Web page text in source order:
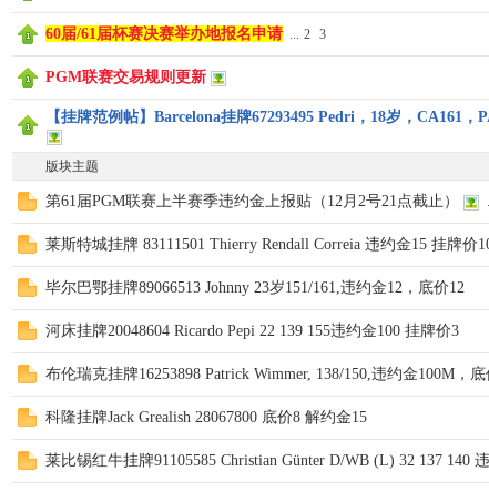
60届/61届杯赛决赛举办地报名申请 ... 2 3
PGM联赛交易规则更新
【挂牌范例帖】Barcelona挂牌67293495 Pedri，18岁，CA161，
版块主题
第61届PGM联赛上半赛季违约金上报贴（12月2号21点截止）
莱斯特城挂牌 83111501 Thierry Rendall Correia 违约金15 挂牌价
毕尔巴鄂挂牌89066513 Johnny 23岁151/161,违约金12，底价12
河床挂牌20048604 Ricardo Pepi 22 139 155违约金100 挂牌价3
布伦瑞克挂牌16253898 Patrick Wimmer, 138/150,违约金100M，
科隆挂牌Jack Grealish 28067800 底价8 解约金15
莱比锡红牛挂牌91105585 Christian Günter D/WB (L) 32 137 140